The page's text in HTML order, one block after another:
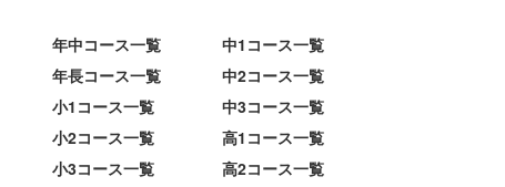
年中コース一覧
年長コース一覧
小1コース一覧
小2コース一覧
小3コース一覧
中1コース一覧
中2コース一覧
中3コース一覧
高1コース一覧
高2コース一覧